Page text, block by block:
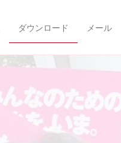
ダウンロード メール